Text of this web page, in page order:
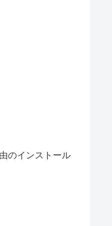
のインストール